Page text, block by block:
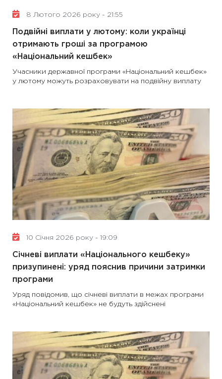
8 Лютого 2026 року - 21:55
Подвійні виплати у лютому: коли українці
отримають гроші за програмою
«Національний кешбек»
Учасники державної програми «Національний кешбек»
у лютому можуть розраховувати на подвійну виплату
10 Січня 2026 року - 19:09
Січневі виплати «Національного кешбеку»
призупинені: уряд пояснив причини затримки
програми
Уряд повідомив, що січневі виплати в межах програми
«Національний кешбек» не будуть здійснені